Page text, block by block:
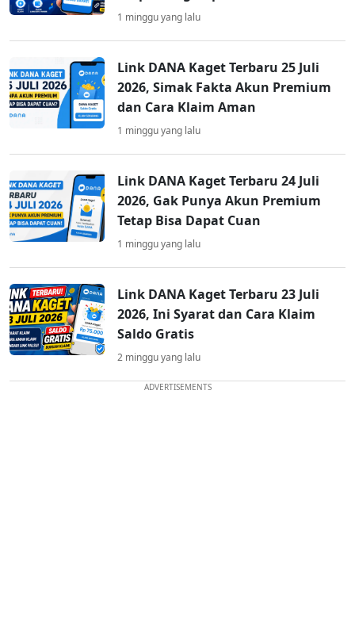
1 minggu yang lalu
Link DANA Kaget Terbaru 25 Juli
2026, Simak Fakta Akun Premium
dan Cara Klaim Aman
1 minggu yang lalu
Link DANA Kaget Terbaru 24 Juli
2026, Gak Punya Akun Premium
Tetap Bisa Dapat Cuan
1 minggu yang lalu
Link DANA Kaget Terbaru 23 Juli
2026, Ini Syarat dan Cara Klaim
Saldo Gratis
2 minggu yang lalu
ADVERTISEMENTS